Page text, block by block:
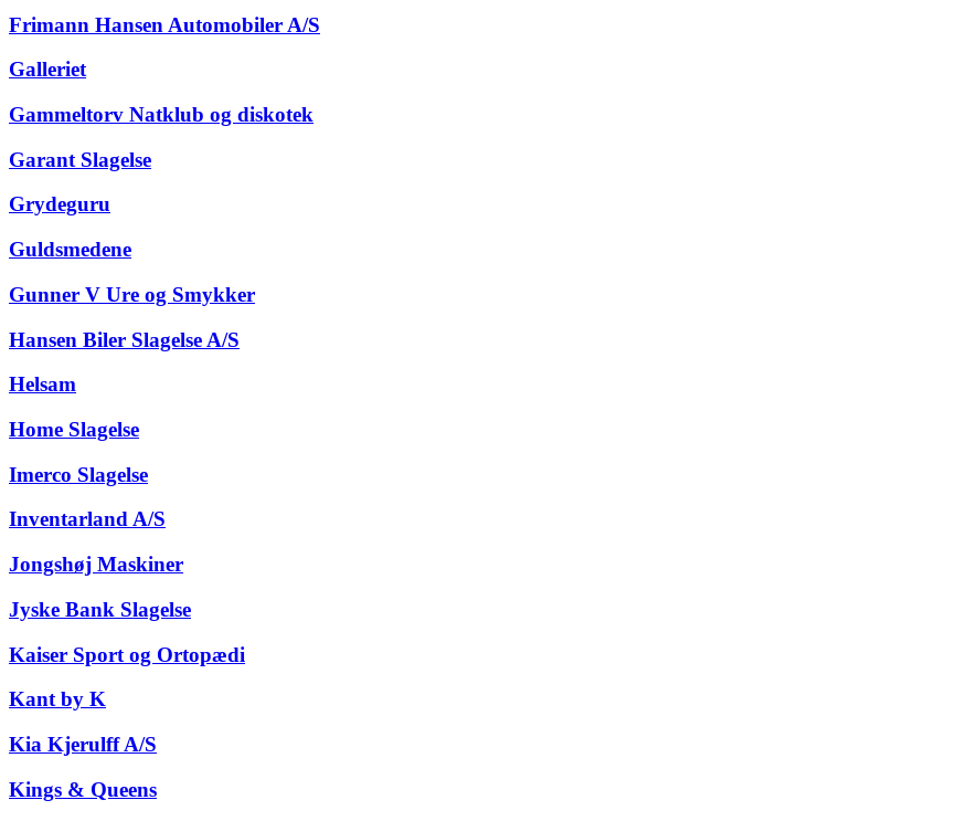
Frimann Hansen Automobiler A/S
Galleriet
Gammeltorv Natklub og diskotek
Garant Slagelse
Grydeguru
Guldsmedene
Gunner V Ure og Smykker
Hansen Biler Slagelse A/S
Helsam
Home Slagelse
Imerco Slagelse
Inventarland A/S
Jongshøj Maskiner
Jyske Bank Slagelse
Kaiser Sport og Ortopædi
Kant by K
Kia Kjerulff A/S
Kings & Queens